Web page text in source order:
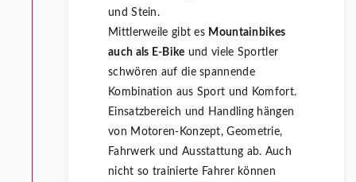
und Stein.
Mittlerweile gibt es Mountainbikes
auch als E-Bike und viele Sportler
schwören auf die spannende
Kombination aus Sport und Komfort.
Einsatzbereich und Handling hängen
von Motoren-Konzept, Geometrie,
Fahrwerk und Ausstattung ab. Auch
nicht so trainierte Fahrer können